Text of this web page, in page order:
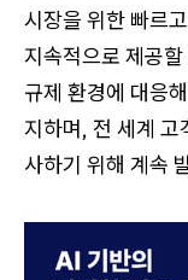
시장을 위한 빠르
지속적으로 제공
규제 환경에 대응
지하며, 전 세계 고
사하기 위해 계속